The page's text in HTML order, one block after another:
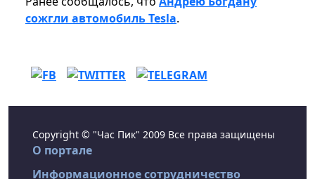
сожгли автомобиль Tesla.
Copyright © "Час Пик" 2009 Все права защищены
О портале
Информационное сотрудничество